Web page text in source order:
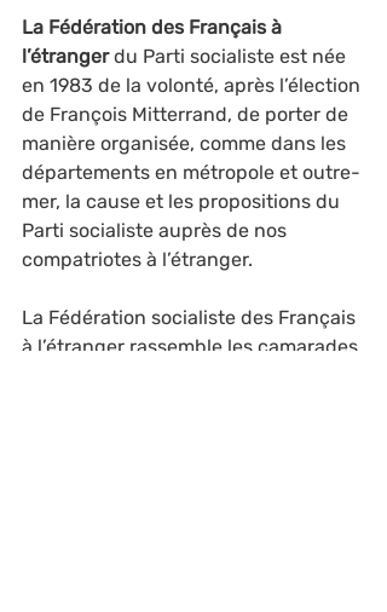
La Fédération des Français à
l’étranger du Parti socialiste est née
en 1983 de la volonté, après l’élection
de François Mitterrand, de porter de
manière organisée, comme dans les
départements en métropole et outre-
mer, la cause et les propositions du
Parti socialiste auprès de nos
compatriotes à l’étranger.
La Fédération socialiste des Français
à l’étranger rassemble les camarades